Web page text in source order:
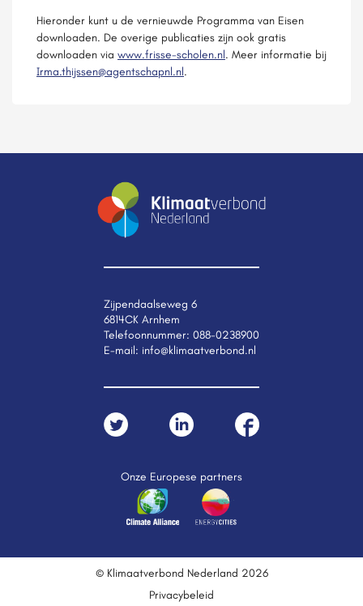
Hieronder kunt u de vernieuwde Programma van Eisen
downloaden. De overige publicaties zijn ook gratis
downloaden via www.frisse-scholen.nl. Meer informatie bij
Irma.thijssen@agentschapnl.nl.
Zijpendaalseweg 6
6814CK Arnhem
Telefoonnummer: 088-0238900
E-mail: info@klimaatverbond.nl
Onze Europese partners
© Klimaatverbond Nederland 2026
Privacybeleid